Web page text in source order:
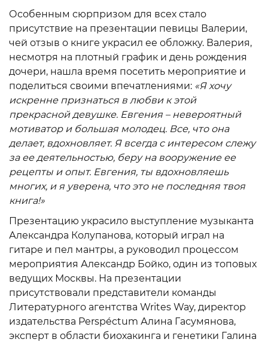
Особенным сюрпризом для всех стало
присутствие на презентации певицы Валерии,
чей отзыв о книге украсил ее обложку. Валерия,
несмотря на плотный график и день рождения
дочери, нашла время посетить мероприятие и
поделиться своими впечатлениями: «Я хочу
искренне признаться в любви к этой
прекрасной девушке. Евгения – невероятный
мотиватор и большая молодец. Все, что она
делает, вдохновляет. Я всегда с интересом слежу
за ее деятельностью, беру на вооружение ее
рецепты и опыт. Евгения, ты вдохновляешь
многих, и я уверена, что это не последняя твоя
книга!»
Презентацию украсило выступление музыканта
Александра Колупанова, который играл на
гитаре и пел мантры, а руководил процессом
мероприятия Александр Бойко, один из топовых
ведущих Москвы. На презентации
присутствовали представители команды
Литературного агентства Writes Way, директор
издательства Perspéctum Алина Гасумянова,
эксперт в области биохакинга и генетики Галина